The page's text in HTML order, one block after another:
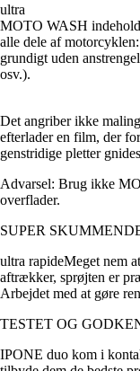
ultra
MOTO WASH
alle dele af
grundigt uden
osv.).
Det angriber ikke
efterlader en film, der
genstridige pletter
Advarsel: Brug ikke
overflader.
SUPER
ultra rapideMeget nem
aftrækker, sprøjten er
Arbejdet med at gøre
TESTET OG
IPONE duo kom i